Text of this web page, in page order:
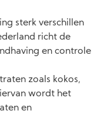
sterk verschillen
richt de
en controle
zoals kokos,
wordt het
en